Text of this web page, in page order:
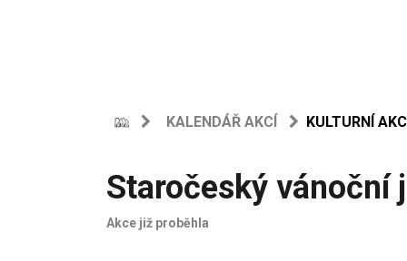
KALENDÁŘ AKCÍ KULTURNÍ
Staročeský vánoční
Akce již proběhla